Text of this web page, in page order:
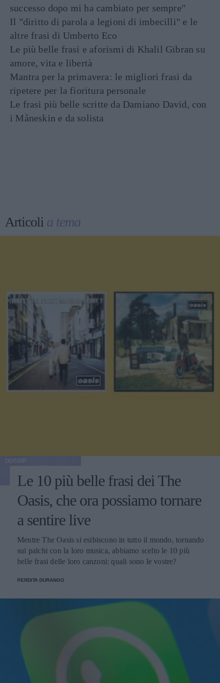
successo dopo mi ha cambiato per sempre"
Il "diritto di parola a legioni di imbecilli" e le
altre frasi di Umberto Eco
Le più belle frasi e aforismi di Khalil Gibran su
amore, vita e libertà
Mantra per la primavera: le migliori frasi da
ripetere per la fioritura personale
Le frasi più belle scritte da Damiano David, con
i Måneskin e da solista
Articoli a tema
Le 10 più belle frasi dei The
Oasis, che ora possiamo tornare
a sentire live
Mentre The Oasis si esibiscono in tutto il mondo, tornando
sui palchi con la loro musica, abbiamo scelto le 10 più
belle frasi delle loro canzoni: quali sono le vostre?
PERDITA DURANGO